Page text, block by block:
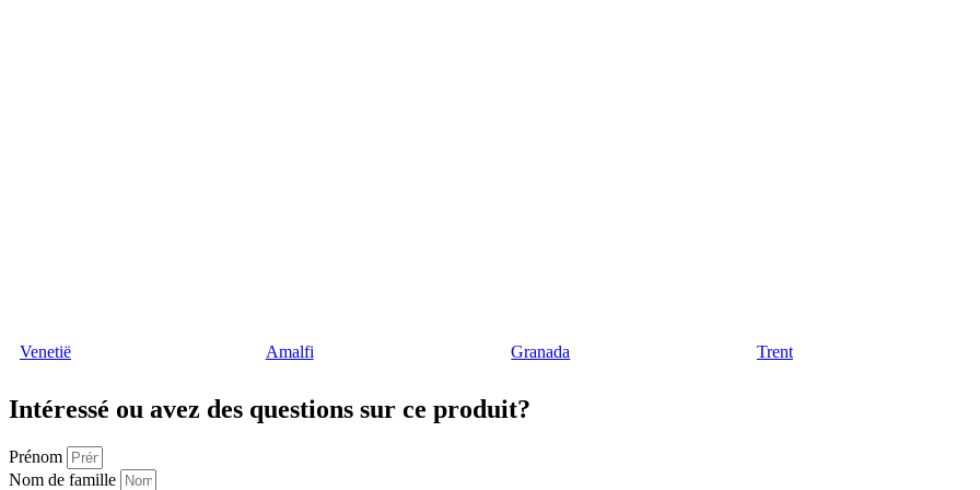
Venetië Amalfi Granada Trent
Intéressé ou avez des questions sur ce produit?
Prénom
Nom de famille